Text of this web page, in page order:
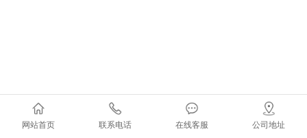
网站首页 联系电话 在线客服 公司地址